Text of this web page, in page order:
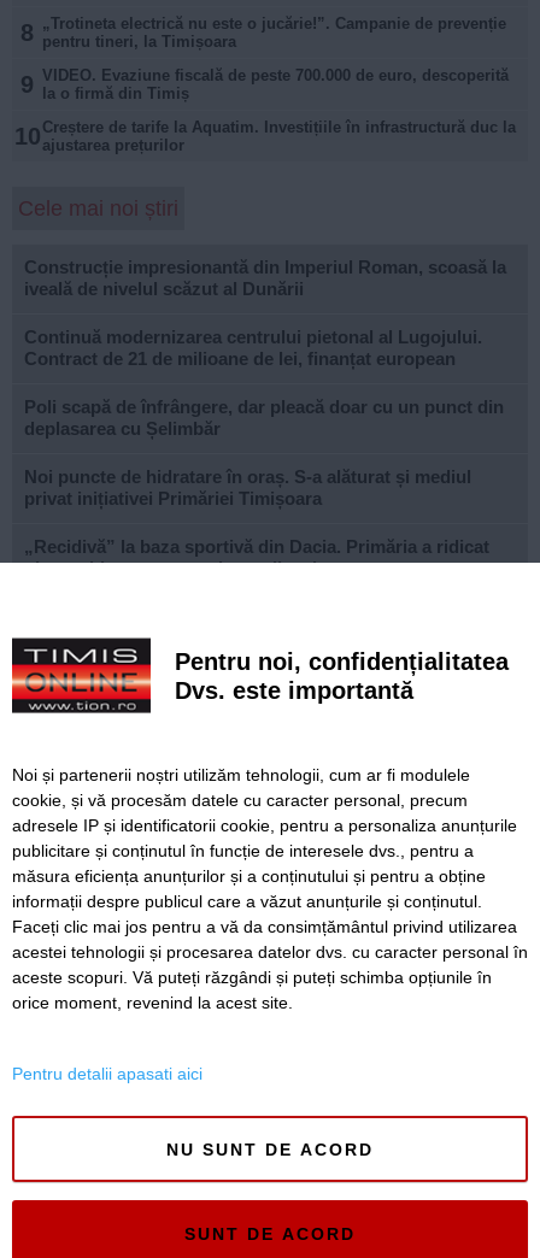
8 „Trotineta electrică nu este o jucărie!”. Campanie de prevenție
pentru tineri, la Timișoara
9 VIDEO. Evaziune fiscală de peste 700.000 de euro, descoperită
la o firmă din Timiș
10 Creștere de tarife la Aquatim. Investițiile în infrastructură duc la
ajustarea prețurilor
Cele mai noi știri
Construcție impresionantă din Imperiul Roman, scoasă la
iveală de nivelul scăzut al Dunării
Continuă modernizarea centrului pietonal al Lugojului.
Contract de 21 de milioane de lei, finanțat european
Poli scapă de înfrângere, dar pleacă doar cu un punct din
deplasarea cu Șelimbăr
Noi puncte de hidratare în oraș. S-a alăturat și mediul
privat inițiativei Primăriei Timișoara
„Recidivă” la baza sportivă din Dacia. Primăria a ridicat
niște echipamente amplasate ilegal
Ce facem astăzi, 8 august 2026, în Timișoara?
Cum arată televizorul care schimbă serile de acasă, fără
Nouă copaci căzuți, dintre care patru pe mașini, la
Timișoara, în urma furtunii
Elev de la „Loga”, medalie de aur la Olimpiada
Internațională de Inteligență Artificială
SERVICII Redactia
Folosinta Cookie-urilor
Pentru noi, confidențialitatea
Dvs. este importantă
Noi și partenerii noștri utilizăm tehnologii, cum ar fi modulele
cookie, și vă procesăm datele cu caracter personal, precum
adresele IP și identificatorii cookie, pentru a personaliza anunțurile
publicitare și conținutul în funcție de interesele dvs., pentru a
măsura eficiența anunțurilor și a conținutului și pentru a obține
informații despre publicul care a văzut anunțurile și conținutul.
Faceți clic mai jos pentru a vă da consimțământul privind utilizarea
acestei tehnologii și procesarea datelor dvs. cu caracter personal în
aceste scopuri. Vă puteți răzgândi și puteți schimba opțiunile în
orice moment, revenind la acest site.
Pentru detalii apasati aici
NU SUNT DE ACORD
SUNT DE ACORD